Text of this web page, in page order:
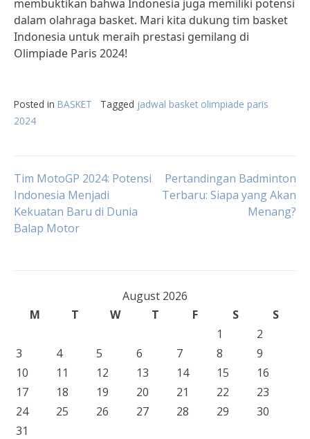
membuktikan bahwa Indonesia juga memiliki potensi
dalam olahraga basket. Mari kita dukung tim basket
Indonesia untuk meraih prestasi gemilang di
Olimpiade Paris 2024!
Posted in BASKET Tagged jadwal basket olimpiade paris
2024
Post
navigation
Tim MotoGP 2024: Potensi
Indonesia Menjadi
Kekuatan Baru di Dunia
Balap Motor
Pertandingan Badminton
Terbaru: Siapa yang Akan
Menang?
August 2026
M
T W T F S
S
1
2
3
4 5 6 7 8
9
10
11 12 13 14 15
16
17
18 19 20 21 22
23
24
25 26 27 28 29
30
31